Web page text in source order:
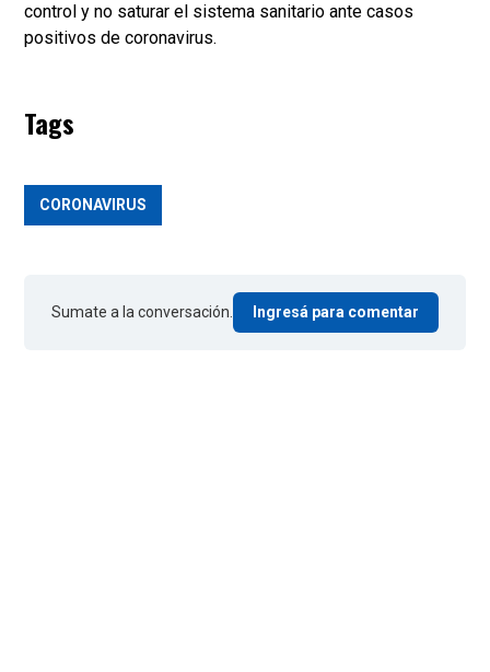
control y no saturar el sistema sanitario ante casos
positivos de coronavirus.
Tags
CORONAVIRUS
Sumate a la conversación. Ingresá para comentar